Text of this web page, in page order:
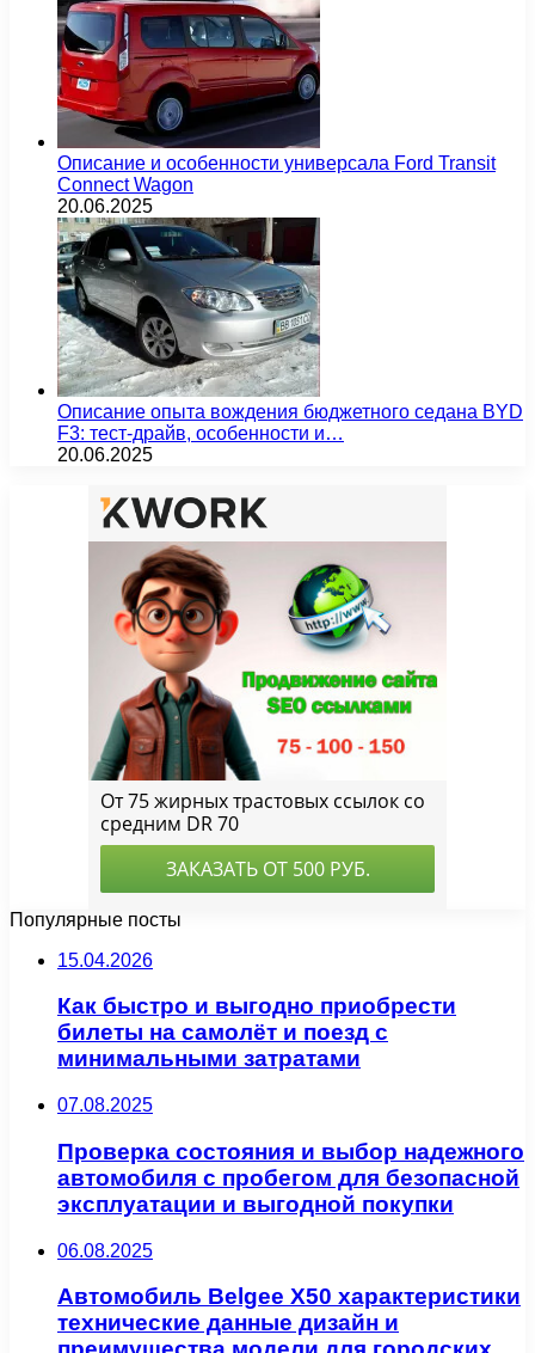
Описание и особенности универсала Ford Transit
Connect Wagon
20.06.2025
Описание опыта вождения бюджетного седана BYD
F3: тест-драйв, особенности и…
20.06.2025
Популярные посты
15.04.2026
Как быстро и выгодно приобрести
билеты на самолёт и поезд с
минимальными затратами
07.08.2025
Проверка состояния и выбор надежного
автомобиля с пробегом для безопасной
эксплуатации и выгодной покупки
06.08.2025
Автомобиль Belgee X50 характеристики
технические данные дизайн и